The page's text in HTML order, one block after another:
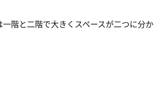
階と二階で大きくスペースが二つに分